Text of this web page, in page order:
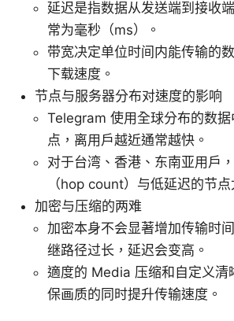
延迟是指数据从发送端到接收
常为毫秒（ms）。
带宽决定单位时间内能传输的
下载速度。
节点与服务器分布对速度的影响
Telegram 使用全球分布的数据
点，离用户越近通常越快。
对于台湾、香港、东南亚用户
（hop count）与低延迟的节点
加密与压缩的两难
加密本身不会显著增加传输时
继路径过长，延迟会变高。
適度的 Media 压缩和自定义清
保画质的同时提升传输速度。